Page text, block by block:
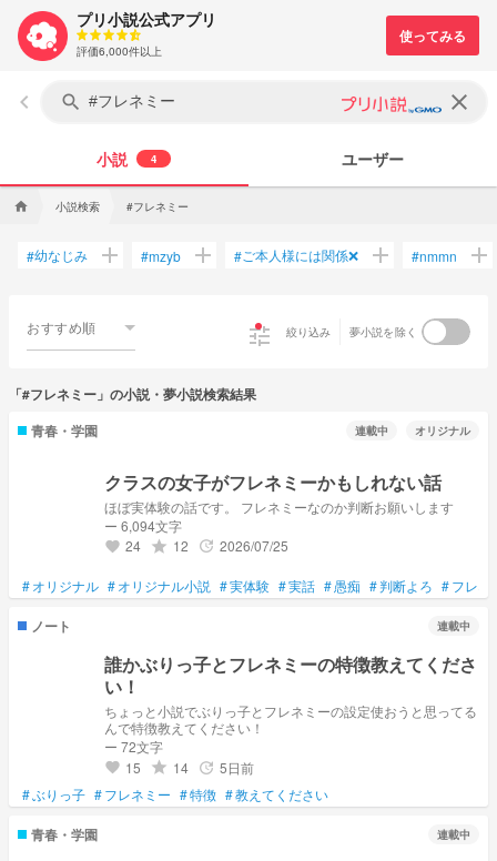
プリ小説公式アプリ
評価6,000件以上
keyboard_arrow_left search clear
小説 4 ユーザー
home 小説検索 #フレネミー
#幼なじみ add #mzyb add #ご本人様には関係❌ add #nmmn add
おすすめ順 tune 絞り込み 夢小説を除く
「#フレネミー」の小説・夢小説検索結果
青春・学園
連載中 オリジナル
クラスの女子がフレネミーかもしれない話
ほぼ実体験の話です。 フレネミーなのか判断お願いします
ー 6,094文字
favorite 24 grade 12 update 2026/07/25
#オリジナル #オリジナル小説 #実体験 #実話 #愚痴 #判断よろ #フレネ
ノート 連載中
誰かぶりっ子とフレネミーの特徴教えてくださ
い！
ちょっと小説でぶりっ子とフレネミーの設定使おうと思ってる
んで特徴教えてください！
ー 72文字
favorite 15 grade 14 update 5日前
#ぶりっ子 #フレネミー #特徴 #教えてください
青春・学園 連載中